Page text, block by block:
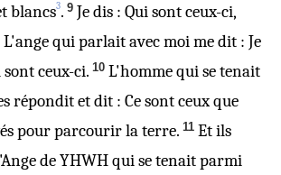
blancs3. 9 Je dis : Qui sont ceux-ci,
qui parlait avec moi me dit : Je
ceux-ci. 10 L'homme qui se tenait
répondit et dit : Ce sont ceux que
pour parcourir la terre. 11 Et ils
de YHWH qui se tenait parmi